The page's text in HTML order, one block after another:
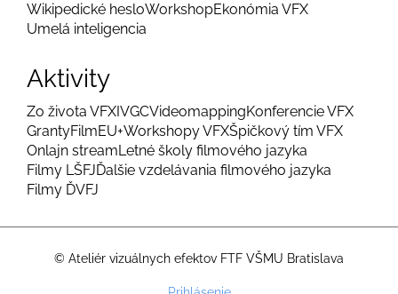
Wikipedické hesloWorkshopEkonómia VFX
Umelá inteligencia
Aktivity
Zo života VFX IVGCVideomappingKonferencie VFX
GrantyFilmEU+Workshopy VFXŠpičkový tím VFX
Onlajn streamLetné školy filmového jazyka
Filmy LŠFJĎalšie vzdelávania filmového jazyka
Filmy ĎVFJ
© Ateliér vizuálnych efektov FTF VŠMU Bratislava